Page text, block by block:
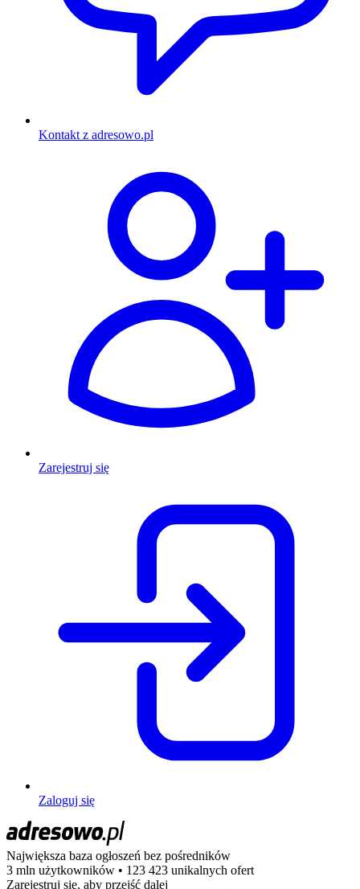
Kontakt z adresowo.pl
Zarejestruj się
Zaloguj się
Największa baza ogłoszeń bez pośredników
3 mln użytkowników • 123 423 unikalnych ofert
Zarejestruj się, aby przejść dalej